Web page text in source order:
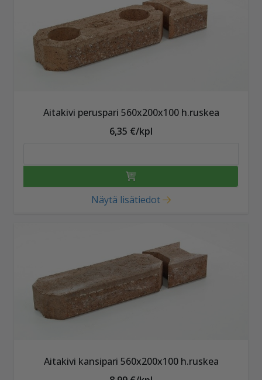
Aitakivi peruspari 560x200x100 h.ruskea
6,35 €/kpl
Näytä lisätiedot
Aitakivi kansipari 560x200x100 h.ruskea